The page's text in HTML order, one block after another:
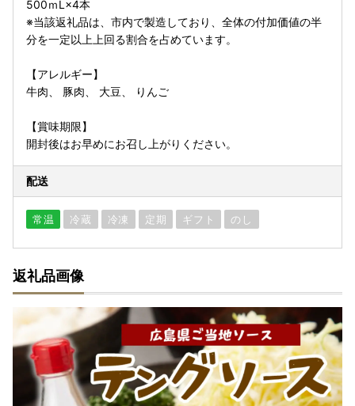
500ｍL×4本
※当該返礼品は、市内で製造しており、全体の付加価値の半
分を一定以上上回る割合を占めています。
【アレルギー】
牛肉、 豚肉、 大豆、 りんご
【賞味期限】
開封後はお早めにお召し上がりください。
配送
常温 冷蔵 冷凍 定期 ギフト のし
返礼品画像